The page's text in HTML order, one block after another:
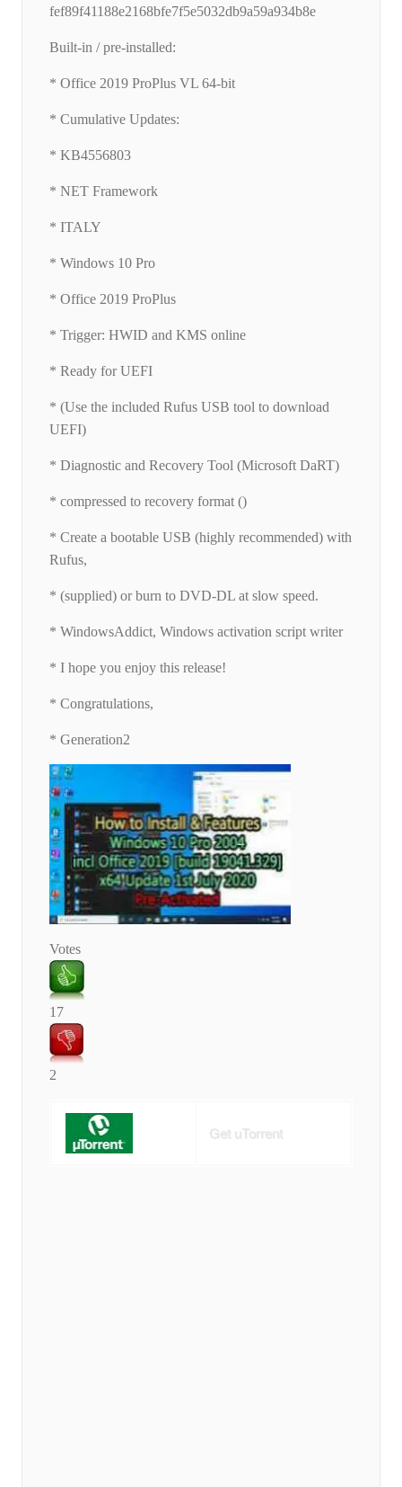
fef89f41188e2168bfe7f5e5032db9a59a934b8e
Built-in / pre-installed:
* Office 2019 ProPlus VL 64-bit
* Cumulative Updates:
* KB4556803
* NET Framework
* ITALY
* Windows 10 Pro
* Office 2019 ProPlus
* Trigger: HWID and KMS online
* Ready for UEFI
* (Use the included Rufus USB tool to download
UEFI)
* Diagnostic and Recovery Tool (Microsoft DaRT)
* compressed to recovery format ()
* Create a bootable USB (highly recommended) with
Rufus,
* (supplied) or burn to DVD-DL at slow speed.
* WindowsAddict, Windows activation script writer
* I hope you enjoy this release!
* Congratulations,
* Generation2
Votes
17
2
Get uTorrent